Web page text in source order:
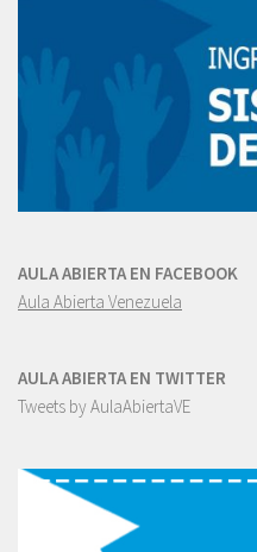
AULA ABIERTA EN FACEBOOK
Aula Abierta Venezuela
AULA ABIERTA EN TWITTER
Tweets by AulaAbiertaVE